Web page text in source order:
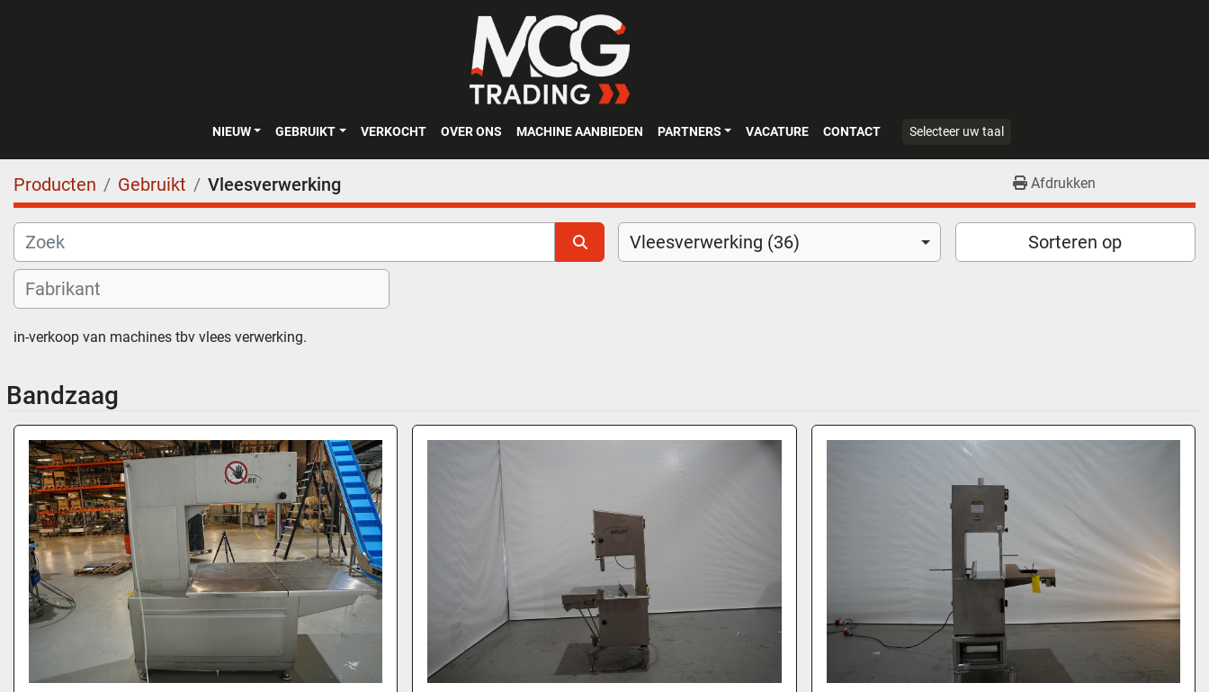
NIEUW GEBRUIKT VERKOCHT OVER ONS MACHINE AANBIEDEN PARTNERS VACATURE CONTACT Selecteer uw taal
Producten Gebruikt Vleesverwerking Afdrukken
Vleesverwerking (36) Sorteren op
in-verkoop van machines tbv vlees verwerking.
Bandzaag